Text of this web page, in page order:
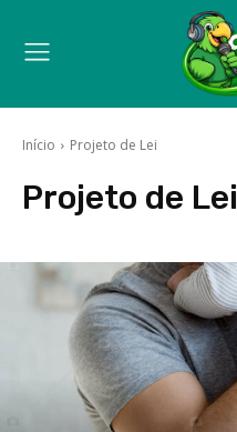
Início Projeto de Lei
Projeto de Lei